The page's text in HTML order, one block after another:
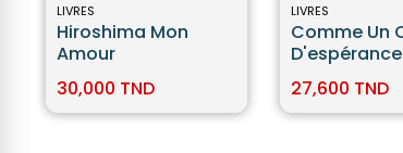
LIVRES
Hiroshima Mon
Amour
30,000 TND
LIVRES
Comme Un
D'espérance
27,600 TND